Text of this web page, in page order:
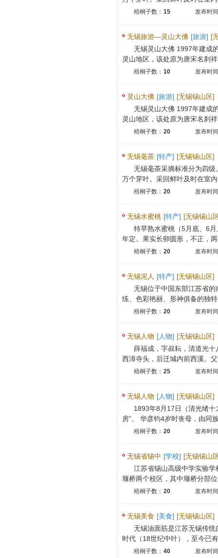
梧桐子数： 15 发布时
无锡旅游—灵山大佛 [旅游] [
无锡灵山大佛 1997年建成
灵山地区，该处原为唐宋名刹
梧桐子数： 10 发布时
灵山大佛 [旅游] [无锡锡山区]
无锡灵山大佛 1997年建成
灵山地区，该处原为唐宋名刹
梧桐子数： 20 发布时
无锡毫茶 [特产] [无锡锡山区]
无锡毫茶采摘标准分为四
万个芽叶。采回鲜叶及时在室
梧桐子数： 20 发布时
无锡水蜜桃 [特产] [无锡锡山
特早熟水蜜桃（5月底、6
年定。果实长卵圆形，不正，
梧桐子数： 20 发布时
无锡泥人 [特产] [无锡锡山区]
无锡位于中国东部江苏省
练、色彩艳丽、形神俱备的独
梧桐子数： 20 发布时
无锡人物 [人物] [无锡锡山区]
薛福成，字叔耘，清道光
西漳寺头，后迁城内前西溪。
梧桐子数： 25 发布时
无锡人物 [人物] [无锡锡山区]
1893年8月17日（清光绪十
房”。 华彦钧4岁时丧母，由同
梧桐子数： 20 发布时
无锡省锡中 [学校] [无锡锡山
江苏省锡山高级中学实验
堰桥两个校区，其中堰桥分部
梧桐子数： 20 发布时
无锡美食 [美食] [无锡锡山区]
无锡油面筋是江苏无锡传
时代（18世纪中叶），至今已
梧桐子数： 40 发布时